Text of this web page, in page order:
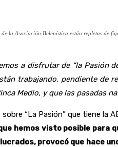
de la Asociación Belenística están repletas de
a disfrutar de “la Pasión
trabajando, pendiente de
Medio, y que las pasadas
“La Pasión” que tiene la
hemos visto posible para
provocó que hace